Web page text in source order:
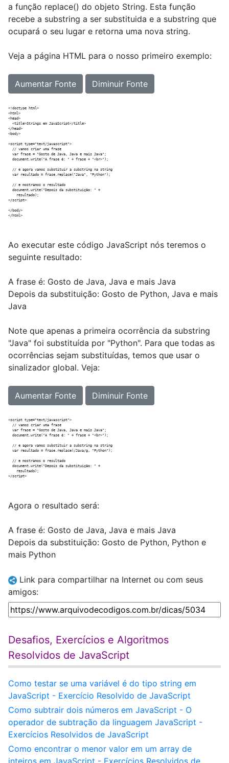
a função replace() do objeto String. Esta função
recebe a substring a ser substituida e a substring que
ocupará o seu lugar e retorna uma nova string.
Veja a página HTML para o nosso primeiro exemplo:
Aumentar Fonte Diminuir Fonte
<!doctype html>
<html>
<head>
  <title>Strings em JavaScript</title>
</head>
<body>
<script type="text/javascript">
  // vamos criar uma frase
  var frase = "Gosto de Java, Java e mais Java";
  document.write("A frase é: " + frase + "<br>");
  // e agora vamos substituir a substring na string
  var resultado = frase.replace("Java", "Python");
  // e mostramos o resultado
  document.write("Depois da substituição: " +
    resultado);
</script>
</body>
Ao executar este código JavaScript nós teremos o
seguinte resultado:
A frase é: Gosto de Java, Java e mais Java
Depois da substituição: Gosto de Python, Java e mais
Java
Note que apenas a primeira ocorrência da substring
"Java" foi substituída por "Python". Para que todas as
ocorrências sejam substituídas, temos que usar o
sinalizador global. Veja:
Aumentar Fonte Diminuir Fonte
<script type="text/javascript">
  // vamos criar uma frase
  var frase = "Gosto de Java, Java e mais Java";
  document.write("A frase é: " + frase + "<br>");
  // e agora vamos substituir a substring na string
  var resultado = frase.replace(/Java/g, "Python");
  // e mostramos o resultado
  document.write("Depois da substituição: " +
    resultado);
Agora o resultado será:
A frase é: Gosto de Java, Java e mais Java
Depois da substituição: Gosto de Python, Python e
mais Python
Link para compartilhar na Internet ou com seus
amigos:
Desafios, Exercícios e Algoritmos
Resolvidos de JavaScript
Como testar se uma variável é do tipo string em
JavaScript - Exercício Resolvido de JavaScript
Como subtrair dois números em JavaScript - O
operador de subtração da linguagem JavaScript -
Exercícios Resolvidos de JavaScript
Como encontrar o menor valor em um array de
inteiros em JavaScript - Exercícios Resolvidos de